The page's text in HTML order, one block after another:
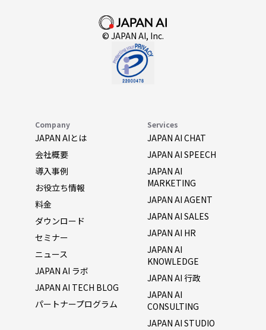
© JAPAN AI, Inc.
Company
JAPAN AIとは
会社概要
導入事例
お役立ち情報
料金
ダウンロード
セミナー
ニュース
JAPAN AI ラボ
JAPAN AI TECH BLOG
パートナープログラム
Services
JAPAN AI CHAT
JAPAN AI SPEECH
JAPAN AI
MARKETING
JAPAN AI AGENT
JAPAN AI SALES
JAPAN AI HR
JAPAN AI
KNOWLEDGE
JAPAN AI 行政
JAPAN AI
CONSULTING
JAPAN AI STUDIO